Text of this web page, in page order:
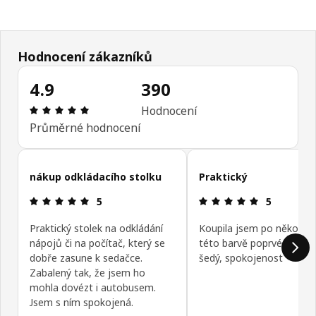
Hodnocení zákazníků
4.9
Hodnocení výrobku: 4.9 z 5 hvězdičky/hvězdiček
Průměrné hodnocení
390
Hodnocení
Přeskočit recenze zákazníků
nákup odkládacího stolku
Hodnocení výrobku: 5 z 5 hvězdičky/hvězdiček
5
Praktický stolek na odkládání
nápojů či na počítač, který se
dobře zasune k sedačce.
Zabalený tak, že jsem ho
mohla dovézt i autobusem.
Jsem s ním spokojená.
Praktický
5
Koupila jsem po
této barvě poprvé, je
šedý, spokojenost